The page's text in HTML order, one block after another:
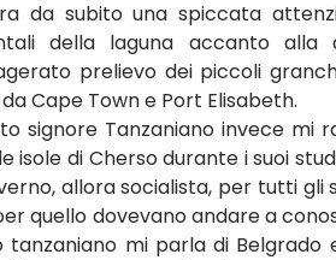
da subito una spiccata
della laguna accanto
prelievo dei piccoli
Cape Town e Port Elisabeth.
signore Tanzaniano invece mi
isole di Cherso durante i suoi
allora socialista, per tutti
quello dovevano andare a
tanzaniano mi parla di Belgrado